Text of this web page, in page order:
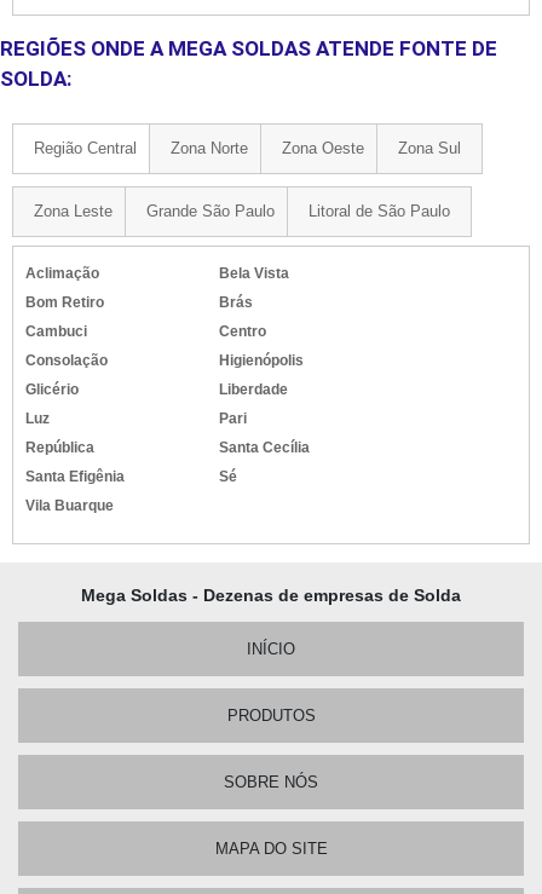
REGIÕES ONDE A MEGA SOLDAS ATENDE FONTE DE
SOLDA:
Região Central Zona Norte Zona Oeste Zona Sul
Zona Leste Grande São Paulo Litoral de São Paulo
Aclimação
Bela Vista
Bom Retiro
Brás
Cambuci
Centro
Consolação
Higienópolis
Glicério
Liberdade
Luz
Pari
República
Santa Cecília
Santa Efigênia
Sé
Vila Buarque
Mega Soldas - Dezenas de empresas de Solda
INÍCIO
PRODUTOS
SOBRE NÓS
MAPA DO SITE